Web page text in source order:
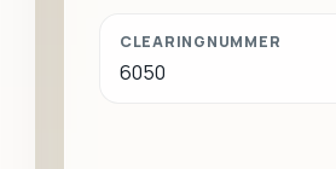
CLEARINGNUMMER
6050